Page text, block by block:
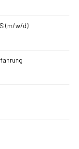
(m/w/d)